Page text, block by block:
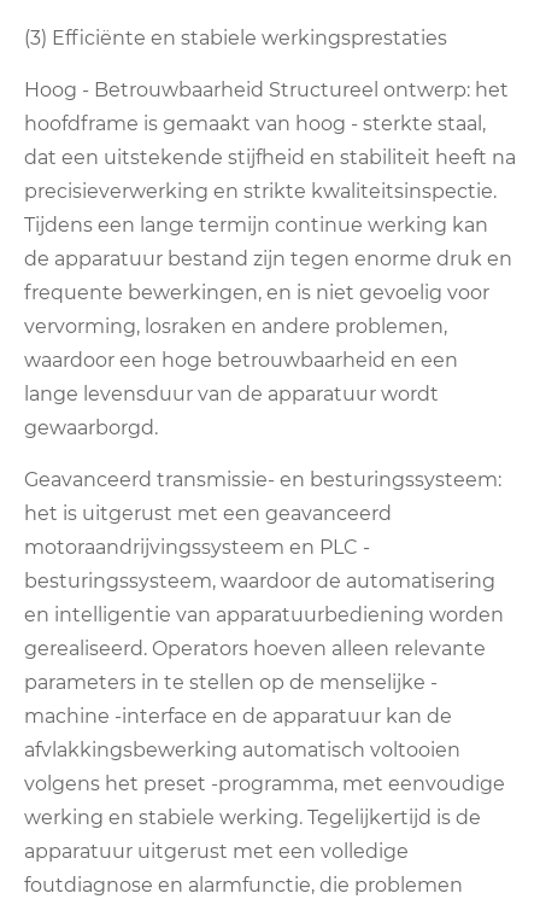
(3) Efficiënte en stabiele werkingsprestaties
Hoog - Betrouwbaarheid Structureel ontwerp: het
hoofdframe is gemaakt van hoog - sterkte staal,
dat een uitstekende stijfheid en stabiliteit heeft na
precisieverwerking en strikte kwaliteitsinspectie.
Tijdens een lange termijn continue werking kan
de apparatuur bestand zijn tegen enorme druk en
frequente bewerkingen, en is niet gevoelig voor
vervorming, losraken en andere problemen,
waardoor een hoge betrouwbaarheid en een
lange levensduur van de apparatuur wordt
gewaarborgd.
Geavanceerd transmissie- en besturingssysteem:
het is uitgerust met een geavanceerd
motoraandrijvingssysteem en PLC -
besturingssysteem, waardoor de automatisering
en intelligentie van apparatuurbediening worden
gerealiseerd. Operators hoeven alleen relevante
parameters in te stellen op de menselijke -
machine -interface en de apparatuur kan de
afvlakkingsbewerking automatisch voltooien
volgens het preset -programma, met eenvoudige
werking en stabiele werking. Tegelijkertijd is de
apparatuur uitgerust met een volledige
foutdiagnose en alarmfunctie, die problemen